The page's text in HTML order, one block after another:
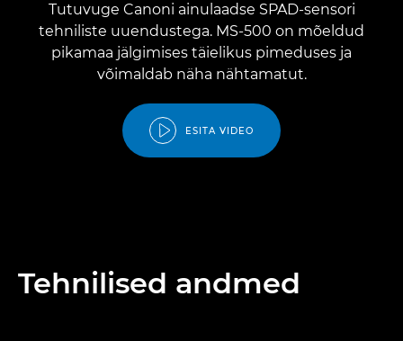
Tutuvuge Canoni ainulaadse SPAD-sensori
tehniliste uuendustega. MS-500 on mõeldud
pikamaa jälgimises täielikus pimeduses ja
võimaldab näha nähtamatut.
ESITA VIDEO
Tehnilised andmed